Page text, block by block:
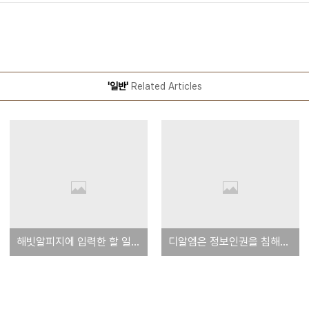
'일반'Related Articles
해빗알피지에 입력한 할 일 목록 디알엠은 정보인권을 침해한다